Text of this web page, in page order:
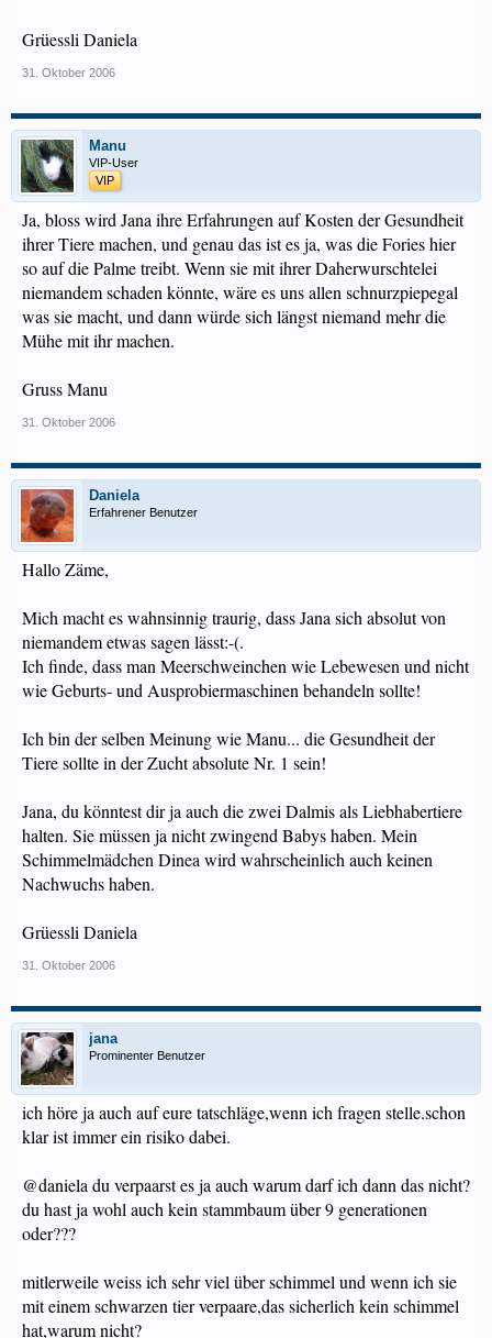
Grüessli Daniela
31. Oktober 2006
Manu
VIP-User
VIP
Ja, bloss wird Jana ihre Erfahrungen auf Kosten der Gesundheit
ihrer Tiere machen, und genau das ist es ja, was die Fories hier
so auf die Palme treibt. Wenn sie mit ihrer Daherwurschtelei
niemandem schaden könnte, wäre es uns allen schnurzpiepegal
was sie macht, und dann würde sich längst niemand mehr die
Mühe mit ihr machen.
Gruss Manu
31. Oktober 2006
Daniela
Erfahrener Benutzer
Hallo Zäme,
Mich macht es wahnsinnig traurig, dass Jana sich absolut von
niemandem etwas sagen lässt:-(.
Ich finde, dass man Meerschweinchen wie Lebewesen und nicht
wie Geburts- und Ausprobiermaschinen behandeln sollte!
Ich bin der selben Meinung wie Manu... die Gesundheit der
Tiere sollte in der Zucht absolute Nr. 1 sein!
Jana, du könntest dir ja auch die zwei Dalmis als Liebhabertiere
halten. Sie müssen ja nicht zwingend Babys haben. Mein
Schimmelmädchen Dinea wird wahrscheinlich auch keinen
Nachwuchs haben.
Grüessli Daniela
31. Oktober 2006
jana
Prominenter Benutzer
ich höre ja auch auf eure tatschläge,wenn ich fragen stelle.schon
klar ist immer ein risiko dabei.
@daniela du verpaarst es ja auch warum darf ich dann das nicht?
du hast ja wohl auch kein stammbaum über 9 generationen
oder???
mitlerweile weiss ich sehr viel über schimmel und wenn ich sie
mit einem schwarzen tier verpaare,das sicherlich kein schimmel
hat,warum nicht?